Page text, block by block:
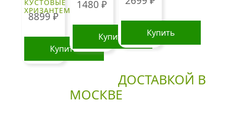
КУСТОВЫЕ
ХРИЗАНТЕМЫ
8899₽
Купить
1480 ₽
Купить Купить
ДОСТАВКОЙ В
МОСКВЕ